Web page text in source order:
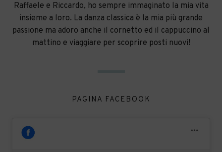
Raffaele e Riccardo, ho sempre immaginato la mia vita
insieme a loro. La danza classica è la mia più grande
passione ma adoro anche il cornetto ed il cappuccino al
mattino e viaggiare per scoprire posti nuovi!
PAGINA FACEBOOK